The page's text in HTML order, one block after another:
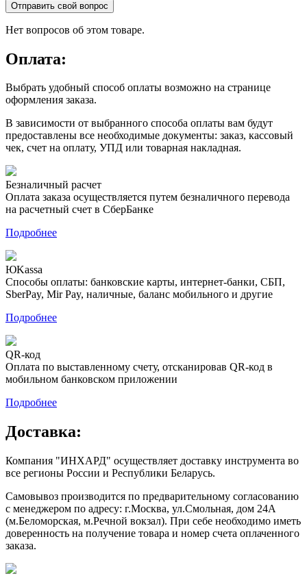
Отправить свой вопрос
Нет вопросов об этом товаре.
Оплата:
Выбрать удобный способ оплаты возможно на странице
оформления заказа.
В зависимости от выбранного способа оплаты вам будут
предоставлены все необходимые документы: заказ, кассовый
чек, счет на оплату, УПД или товарная накладная.
Безналичный расчет
Оплата заказа осуществляется путем безналичного перевода
на расчетный счет в СберБанке
Подробнее
ЮKassa
Способы оплаты: банковские карты, интернет-банки, СБП,
SberPay, Mir Pay, наличные, баланс мобильного и другие
Подробнее
QR-код
Оплата по выставленному счету, отсканировав QR-код в
мобильном банковском приложении
Подробнее
Доставка:
Компания "ИНХАРД" осуществляет доставку инструмента во
все регионы России и Республики Беларусь.
Самовывоз производится по предварительному согласованию
с менеджером по адресу: г.Москва, ул.Смольная, дом 24А
(м.Беломорская, м.Речной вокзал). При себе необходимо иметь
доверенность на получение товара и номер счета оплаченного
заказа.